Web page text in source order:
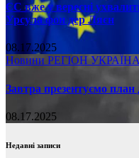
ЄС вже у вересні
Урсула фон дер Ляєн
08.17.2025
Новини РЕГІОН УКРАЇНА
Завтра презентуємо
08.17.2025
Недавні записи